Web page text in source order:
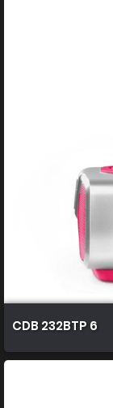
CDB 232BTP 6